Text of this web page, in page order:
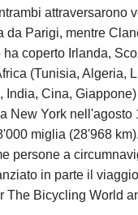
attraversarono
da Parigi, mentre
coperto Irlanda,
(Tunisia, Algeria,
India, Cina, Giappone)
New York nell'agosto
miglia (28'968
persone a
in parte il
The Bicycling World